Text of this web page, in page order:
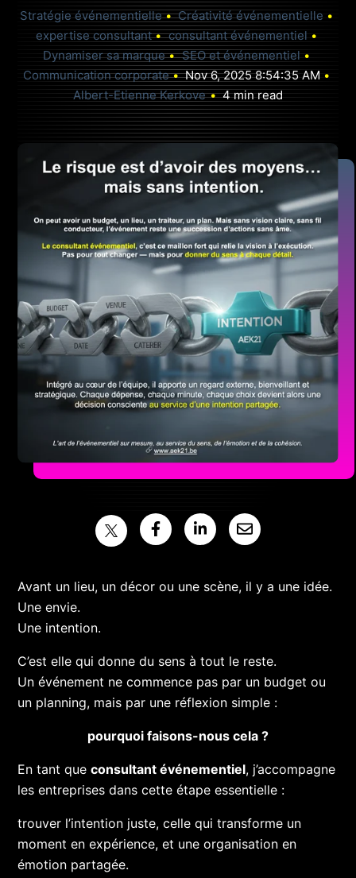
HONORAIRES
CAS & RÉSONANCES
PRENDRE RENDEZ-VOUS
Stratégie événementielle
Créativité événementielle
expertise consultant
consultant événementiel
Dynamiser sa marque
SEO et événementiel
Communication corporate
Nov 6, 2025 8:54:35 AM
Albert-Etienne Kerkove
4 min read
Avant un lieu, un décor ou une scène, il y a une idée.
Une envie.
Une intention.
C’est elle qui donne du sens à tout le reste.
Un événement ne commence pas par un budget ou
un planning, mais par une réflexion simple :
pourquoi faisons-nous cela ?
En tant queconsultant événementiel, j’accompagne
les entreprises dans cette étape essentielle :
trouver l’intention juste, celle qui transforme un
moment en expérience,et une organisation en
émotion partagée.